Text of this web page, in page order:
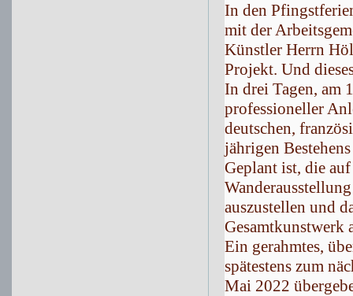
In den
mit der
Künstler Herrn
Projekt. Und
In drei Tagen, am
professioneller
deutschen,
jährigen
Geplant ist, die
auszustellen und
Gesamtkunstwerk
Ein gerahmtes,
spätestens zum
Mai 2022